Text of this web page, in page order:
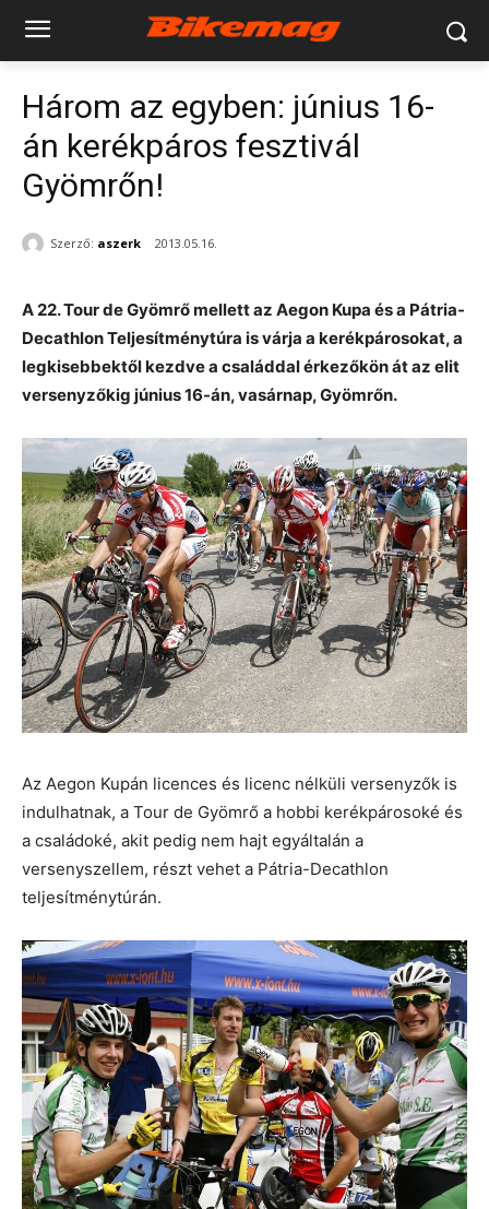
Három az egyben: június 16-
án kerékpáros fesztivál
Gyömrőn!
Szerző: aszerk 2013.05.16.
A 22. Tour de Gyömrő mellett az Aegon Kupa és a Pátria-
Decathlon Teljesítménytúra is várja a kerékpárosokat, a
legkisebbektől kezdve a családdal érkezőkön át az elit
versenyzőkig június 16-án, vasárnap, Gyömrőn.
Az Aegon Kupán licences és licenc nélküli versenyzők is
indulhatnak, a Tour de Gyömrő a hobbi kerékpárosoké és
a családoké, akit pedig nem hajt egyáltalán a
versenyszellem, részt vehet a Pátria-Decathlon
teljesítménytúrán.